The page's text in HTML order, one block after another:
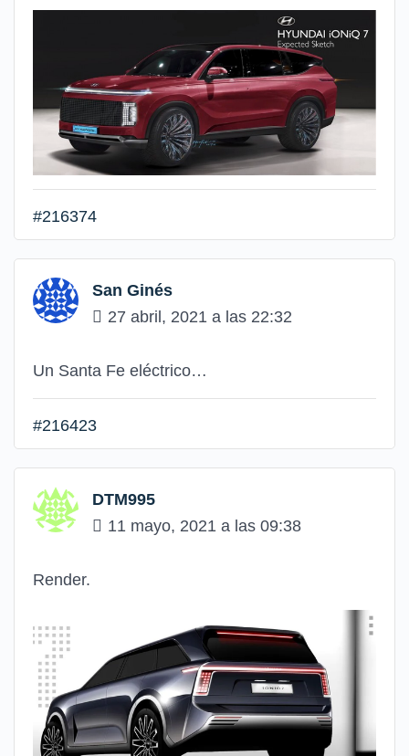
#216374
San Ginés
27 abril, 2021 a las 22:32
Un Santa Fe eléctrico…
#216423
DTM995
11 mayo, 2021 a las 09:38
Render.